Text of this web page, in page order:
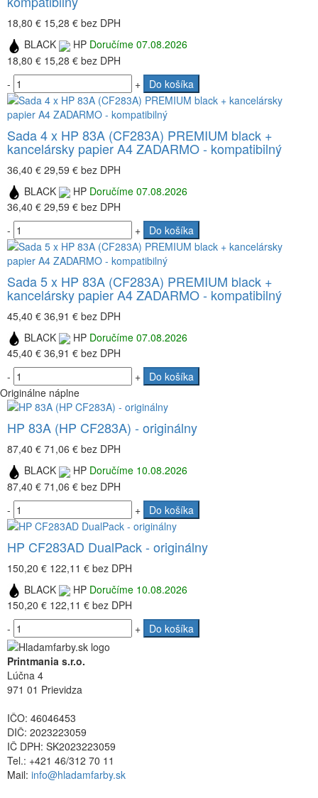
18,80 € 15,28 € bez DPH
BLACK
HP Doručíme 07.08.2026
18,80 € 15,28 € bez DPH
-
+ Do košíka
Sada 4 x HP 83A (CF283A) PREMIUM black +
kancelársky papier A4 ZADARMO - kompatibilný
36,40 € 29,59 € bez DPH
BLACK
HP Doručíme 07.08.2026
36,40 € 29,59 € bez DPH
-
+ Do košíka
Sada 5 x HP 83A (CF283A) PREMIUM black +
kancelársky papier A4 ZADARMO - kompatibilný
45,40 € 36,91 € bez DPH
BLACK
HP Doručíme 07.08.2026
45,40 € 36,91 € bez DPH
-
+
Do košíka
Originálne náplne
HP 83A (HP CF283A) - originálny
87,40 € 71,06 € bez DPH
BLACK
HP Doručíme 10.08.2026
87,40 € 71,06 € bez DPH
-
+ Do košíka
HP CF283AD DualPack - originálny
150,20 € 122,11 € bez DPH
BLACK
HP Doručíme 10.08.2026
150,20 € 122,11 € bez DPH
-
+ Do košíka
Printmania s.r.o.
Lúčna 4
971 01 Prievidza
IČO: 46046453
DIČ: 2023223059
IČ DPH: SK2023223059
Tel.: +421 46/312 70 11
Mail: info@hladamfarby.sk